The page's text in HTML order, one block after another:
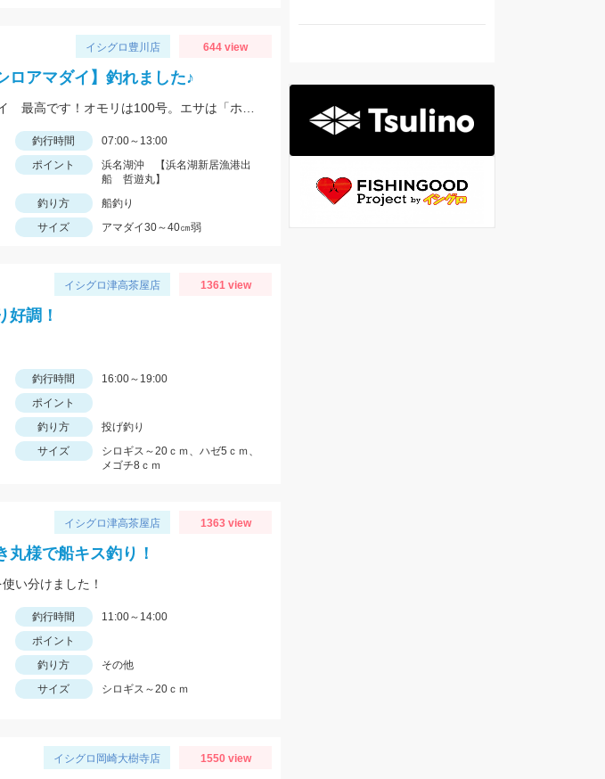
イシグロ豊川店 644 view
アマダイ】釣れました♪
釣行時間
07:00～13:00
ポイント
浜名湖沖 【浜名湖新居漁港出
船 哲遊丸】
釣り方
船釣り
サイズ アマダイ30～40㎝弱
イシグロ津高茶屋店 1361 view
調！
釣行時間
16:00～19:00
ポイント
釣り方
投げ釣り
サイズ
シロギス～20ｃｍ、ハゼ5ｃｍ、
メゴチ8ｃｍ
イシグロ津高茶屋店 1363 view
様で船キス釣り！
い分けました！
釣行時間
11:00～14:00
ポイント
釣り方
その他
サイズ シロギス～20ｃｍ
イシグロ岡崎大樹寺店 1550 view